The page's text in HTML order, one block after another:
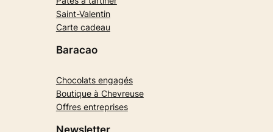
Saint-Valentin
Carte cadeau
Baracao
Chocolats engagés
Boutique à Chevreuse
Offres entreprises
Newsletter